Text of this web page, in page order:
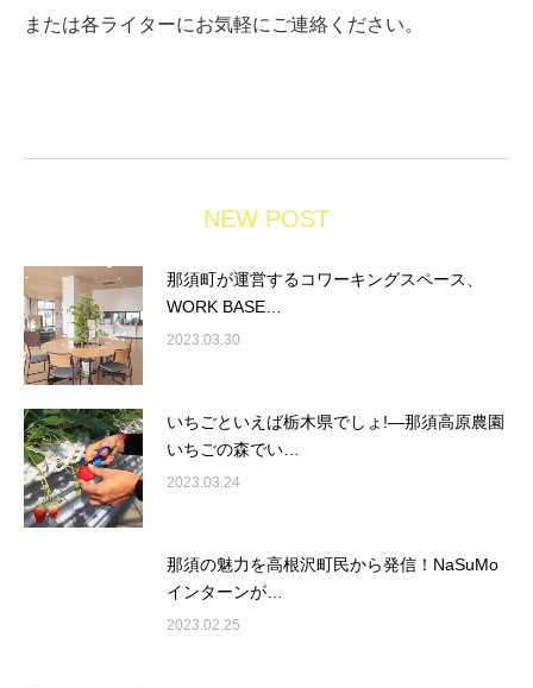
または各ライターにお気軽にご連絡ください。
NEW POST
那須町が運営するコワーキングスペース、
WORK BASE…
2023.03.30
いちごといえば栃木県でしょ!―那須高原農園
いちごの森でい…
2023.03.24
那須の魅力を高根沢町民から発信！NaSuMo
インターンが…
2023.02.25